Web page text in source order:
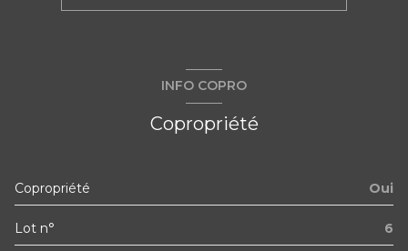
cuisine séparée (équipée)
Chauffage individuel : radiateur (gaz de ville)
3 étage(s)
INFO COPRO
Copropriété
Copropriété Oui
Lot n° 6